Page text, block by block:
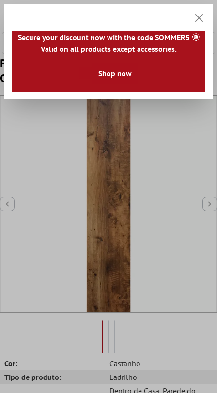
Padrão Ladrilhos Aparência de Madeira
Opossum Marrom 20x120cm
Cor:
Castanho
Tipo de produto:
Ladrilho
Dentro de Casa, Parede do
Secure your discount now with the code SOMMER5 🌞
Valid on all products except accessories.
Shop now